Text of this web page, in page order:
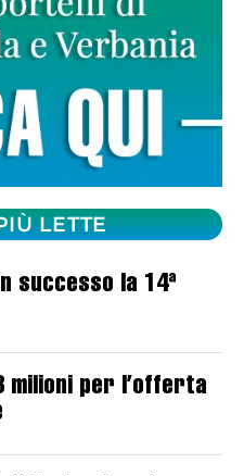
LETTE
successo la 14ª
milioni per l’offerta